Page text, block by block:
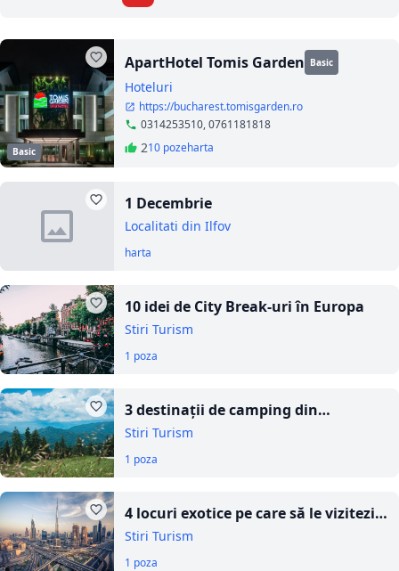
Basic
ApartHotel Tomis Garden Basic
Hoteluri
https://bucharest.tomisgarden.ro
0314253510, 0761181818
210 pozeharta
1 Decembrie
Localitati din Ilfov
harta
10 idei de City Break-uri în Europa
Stiri Turism
1 poza
3 destinații de camping din
apropierea Bucureștiului: experiențe
off-road și natură pentru pasionații
Stiri Turism
1 poza
4 locuri exotice pe care să le vizitezi
vara aceasta
Stiri Turism
1 poza